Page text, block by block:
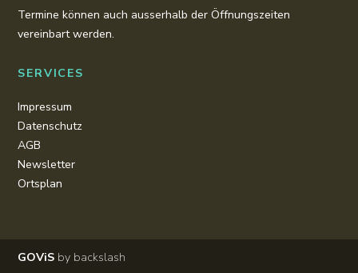
Termine können auch ausserhalb der Öffnungszeiten
vereinbart werden.
SERVICES
Impressum
Datenschutz
AGB
Newsletter
Ortsplan
GOViS by backslash